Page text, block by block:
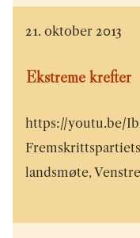
21. oktober 2013
Ekstreme krefter
https://youtu.be/
landsmøte,